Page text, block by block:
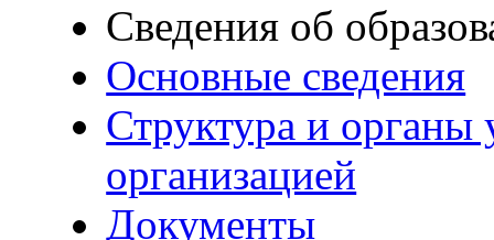
Сведения об
Основные сведения
Структура и органы
организацией
Документы